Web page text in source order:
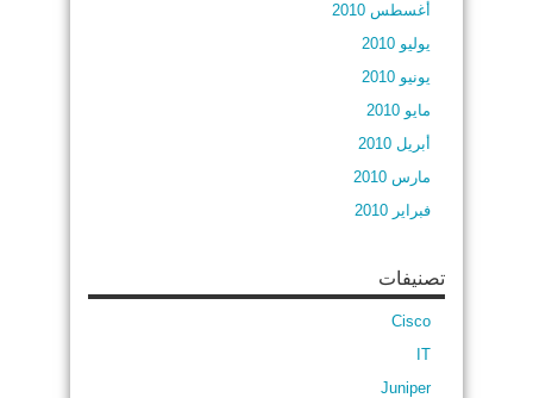
أغسطس 2010
يوليو 2010
يونيو 2010
مايو 2010
أبريل 2010
مارس 2010
فبراير 2010
تصنيفات
Cisco
IT
Juniper